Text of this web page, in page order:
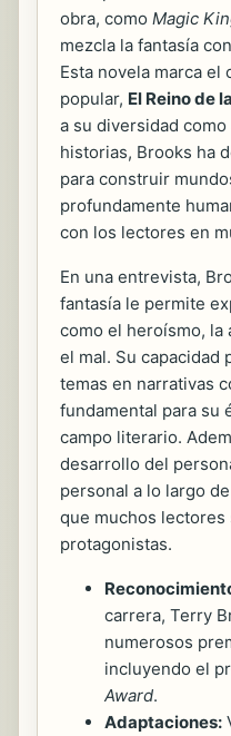
obra, como Magic
mezcla la fantasía
Esta novela marca
popular, El Reino de
a su diversidad
historias, Brooks ha
para construir
profundamente
con los lectores en
En una entrevista,
fantasía le permite
como el heroísmo, la
el mal. Su capacidad
temas en narrativas
fundamental para su
campo literario.
desarrollo del
personal a lo largo
que muchos
protagonistas.
carrera, Terry
numerosos
incluyendo el
Award.
Adaptaciones: